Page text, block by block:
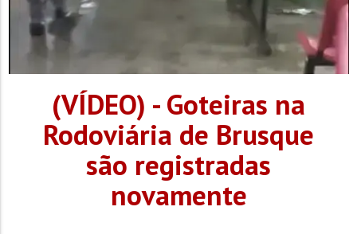
(VÍDEO) - Goteiras na
Rodoviária de Brusque
são registradas
novamente